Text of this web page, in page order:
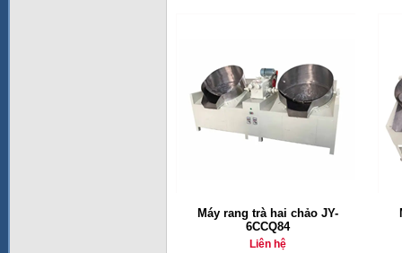
Máy rang trà hai chảo JY-
6CCQ84
Liên hệ